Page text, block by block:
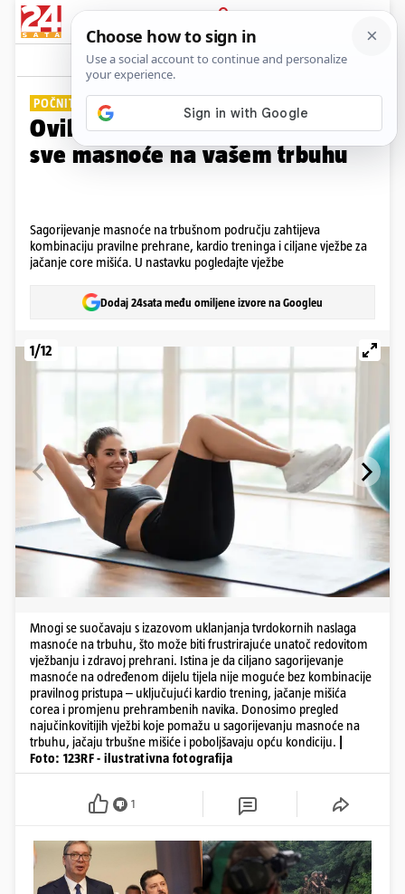
PRIJAVA
Galerija Komentari
POČNITE VEĆ SADA
Ovih 10 vježbi provjereno tope
sve masnoće na vašem trbuhu
Sagorijevanje masnoće na trbušnom području zahtijeva
kombinaciju pravilne prehrane, kardio treninga i ciljane vježbe za
jačanje core mišića. U nastavku pogledajte vježbe
Dodaj 24sata među omiljene izvore na Googleu
1/12
Mnogi se suočavaju s izazovom uklanjanja tvrdokornih naslaga
masnoće na trbuhu, što može biti frustrirajuće unatoč redovitom
vježbanju i zdravoj prehrani. Istina je da ciljano sagorijevanje
masnoće na određenom dijelu tijela nije moguće bez kombinacije
pravilnog pristupa – uključujući kardio trening, jačanje mišića
corea i promjenu prehrambenih navika. Donosimo pregled
najučinkovitijih vježbi koje pomažu u sagorijevanju masnoće na
trbuhu, jačaju trbušne mišiće i poboljšavaju opću kondiciju.
Foto: 123RF - ilustrativna fotografija
1